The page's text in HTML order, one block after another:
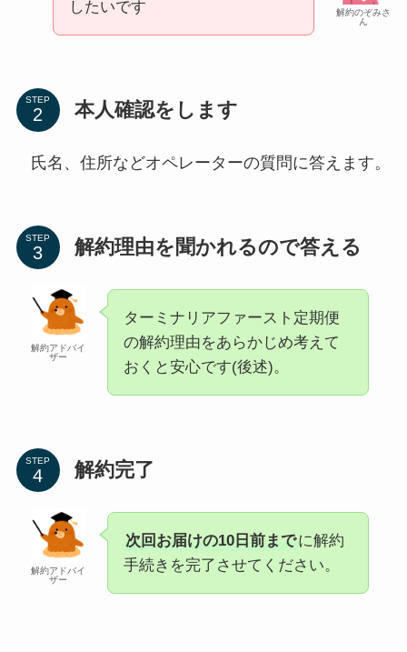
解約のぞみさ
ん
したいです
STEP 本人確認をします
氏名、住所などオペレーターの質問に答えます。
STEP 解約理由を聞かれるので答える
解約アドバイ
ザー
ターミナリアファースト定期便
の解約理由をあらかじめ考えて
おくと安心です(後述)。
STEP 解約完了
解約アドバイ
ザー
次回お届けの10日前までに解約
手続きを完了させてください。